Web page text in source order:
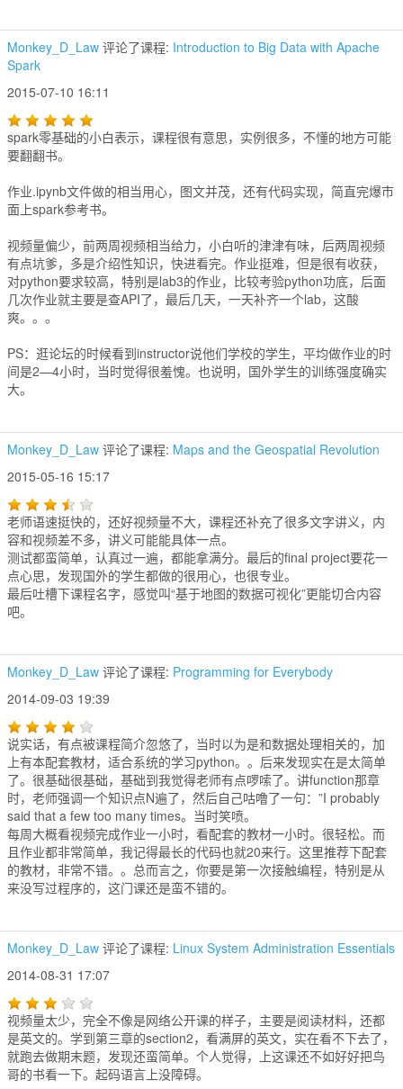
Monkey_D_Law 评论了课程: Introduction to Big Data with Apache
Spark
2015-07-10 16:11
spark零基础的小白表示，课程很有意思，实例很多，不懂的地方可能
要翻翻书。
作业.ipynb文件做的相当用心，图文并茂，还有代码实现，简直完爆市
面上spark参考书。
视频量偏少，前两周视频相当给力，小白听的津津有味，后两周视频
有点坑爹，多是介绍性知识，快进看完。作业挺难，但是很有收获，
对python要求较高，特别是lab3的作业，比较考验python功底，后面
几次作业就主要是查API了，最后几天，一天补齐一个lab，这酸
爽。。。
PS：逛论坛的时候看到instructor说他们学校的学生，平均做作业的时
间是2—4小时，当时觉得很羞愧。也说明，国外学生的训练强度确实
大。
Monkey_D_Law 评论了课程: Maps and the Geospatial Revolution
2015-05-16 15:17
老师语速挺快的，还好视频量不大，课程还补充了很多文字讲义，内
容和视频差不多，讲义可能能具体一点。
测试都蛮简单，认真过一遍，都能拿满分。最后的final project要花一
点心思，发现国外的学生都做的很用心，也很专业。
最后吐槽下课程名字，感觉叫“基于地图的数据可视化”更能切合内容
吧。
Monkey_D_Law 评论了课程: Programming for Everybody
2014-09-03 19:39
说实话，有点被课程简介忽悠了，当时以为是和数据处理相关的，加
上有本配套教材，适合系统的学习python。。后来发现实在是太简单
了。很基础很基础，基础到我觉得老师有点啰嗦了。讲function那章
时，老师强调一个知识点N遍了，然后自己咕噜了一句：”I probably
said that a few too many times。当时笑喷。
每周大概看视频完成作业一小时，看配套的教材一小时。很轻松。而
且作业都非常简单，我记得最长的代码也就20来行。这里推荐下配套
的教材，非常不错。。总而言之，你要是第一次接触编程，特别是从
来没写过程序的，这门课还是蛮不错的。
Monkey_D_Law 评论了课程: Linux System Administration Essentials
2014-08-31 17:07
视频量太少，完全不像是网络公开课的样子，主要是阅读材料，还都
是英文的。学到第三章的section2，看满屏的英文，实在看不下去了，
就跑去做期末题，发现还蛮简单。个人觉得，上这课还不如好好把鸟
哥的书看一下。起码语言上没障碍。